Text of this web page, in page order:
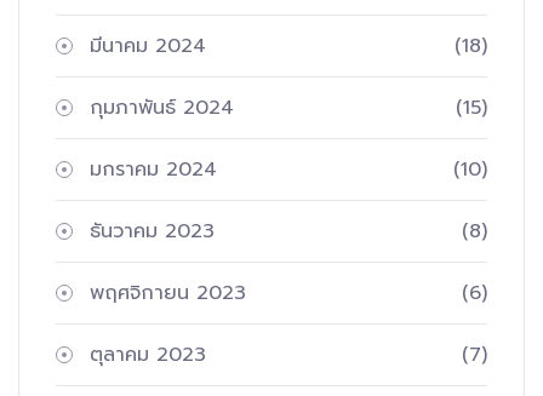
มีนาคม 2024 (18)
กุมภาพันธ์ 2024 (15)
มกราคม 2024 (10)
ธันวาคม 2023 (8)
พฤศจิกายน 2023 (6)
ตุลาคม 2023 (7)